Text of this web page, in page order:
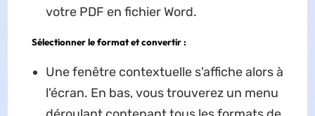
votre PDF en fichier Word.
Sélectionner le format et convertir :
Une fenêtre contextuelle s'affiche alors à
l'écran. En bas, vous trouverez un menu